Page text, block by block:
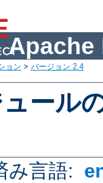
Apache
ョン > バージョン 2.4
ール
み言語: